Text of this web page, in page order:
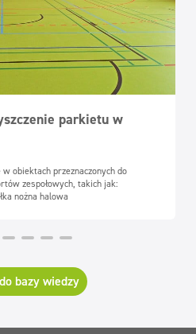
parkietu w
obiektach przeznaczonych do
zespołowych, takich jak:
nożna halowa
bazy wiedzy